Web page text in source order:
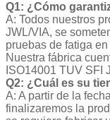
Q1: ¿Cómo
A: Todos nuestros
JWL/VIA, se
pruebas de fatiga
Nuestra fábrica
ISO14001 TUV SFI
Q2: ¿Cuál es su
A: A partir de la
finalizaremos la